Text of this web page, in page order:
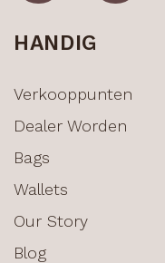
HANDIG
Verkooppunten
Dealer Worden
Bags
Wallets
Our Story
Blog